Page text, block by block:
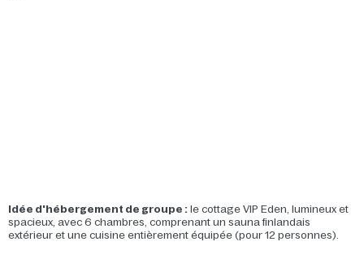
Idée d'hébergement de groupe : le cottage VIP Eden, lumineux et
spacieux, avec 6 chambres, comprenant un sauna finlandais
extérieur et une cuisine entièrement équipée (pour 12 personnes).